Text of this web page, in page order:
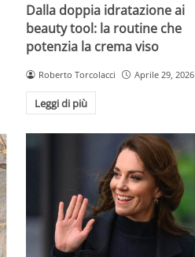
Dalla doppia idratazione ai
beauty tool: la routine che
potenzia la crema viso
Roberto Torcolacci Aprile 29, 2026
Leggi di più